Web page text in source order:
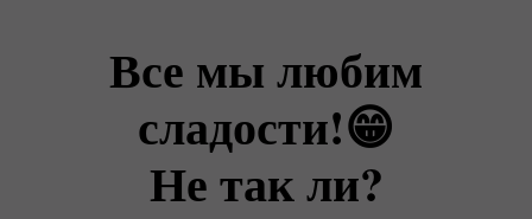
Все мы любим
сладости!😁
Не так ли?